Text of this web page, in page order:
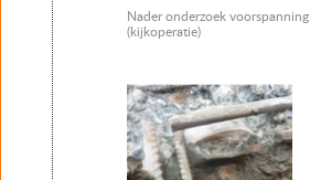
Nader onderzoek voorspanning
(kijkoperatie)